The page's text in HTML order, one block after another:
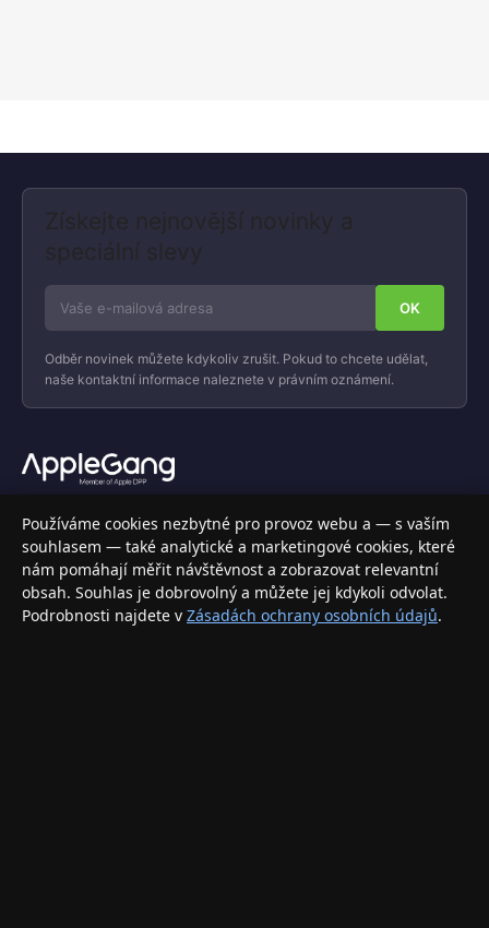
Získejte nejnovější novinky a
speciální slevy
Odběr novinek můžete kdykoliv zrušit. Pokud to chcete udělat,
naše kontaktní informace naleznete v právním oznámení.
Váš specializovaný obchod s Apple produkty, příslušenstvím a
elektronikou. Nakupujte bezpečně a s jistotou.
INFORMACE
Doprava a doručení
Používáme cookies nezbytné pro provoz webu a — s vaším
souhlasem — také analytické a marketingové cookies, které
nám pomáhají měřit návštěvnost a zobrazovat relevantní
obsah. Souhlas je dobrovolný a můžete jej kdykoli odvolat.
Podrobnosti najdete v Zásadách ochrany osobních údajů.